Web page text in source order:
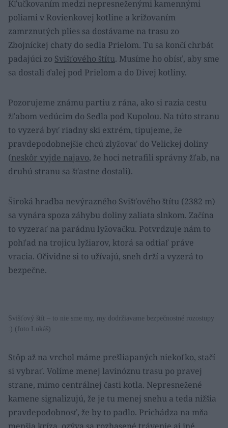
Kľučkovaním medzi nepresneženými kamennými
poliami v Rovienkovej kotline a križovaním
zamrznutých plies sa dostávame na trasu zo
Zbojníckej chaty do sedla Prielom. Tu sa končí chrbát
padajúci zo Svišťového štítu. Musíme ho obísť, aby sme
sa dostali ďalej pod Prielom a do Divej kotliny.
Pozorujeme známu partiu z rána, ako si razia cestu
žľabom vedúcim do Sedla pod Kupolou. Na túto stranu
to vyzerá byť riadny ski extrém, tipujeme, že
pravdepodobnejšie chcú zlyžovať do Velickej doliny
(neskôr vyjde najavo, že hoci netrafili správny žľab, na
druhú stranu sa šťastne dostali).
Široká hradba nevýrazného Svišťového štítu (2382 m)
sa vynára spoza záhybu doliny zaliata slnkom. Začína
to vyzerať na parádnu lyžovačku. Potvrdzuje nám to
pohľad na trojicu lyžiarov, ktorá sa odtiaľ práve
vracia. Očividne si to užívajú, sneh drží a vyzerá to
bezpečne.
Svišťový štít – to nie sme my, my dodržiavame bezpečnostné rozostupy
:) (foto Lukáš)
Stôp až na vrchol máme prešliapaných niekoľko, stačí
si vybrať. Volíme menej lavinóznu trasu po pravej
strane, mimo centrálnej časti kotla. Nepresnežené
kamene signalizujú, že je tu menej snehu a teda nižšia
pravdepodobnosť, že by to padlo. Prichádza na mňa